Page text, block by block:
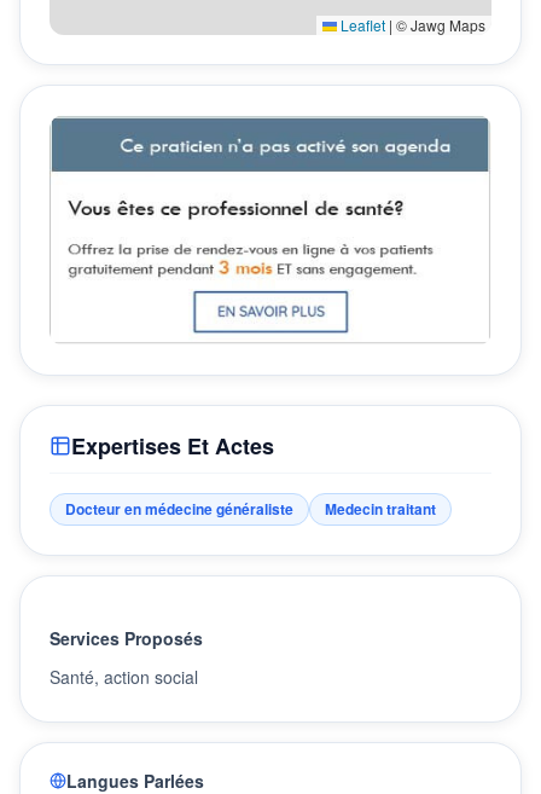
Expertises Et Actes
Docteur en médecine généraliste Medecin traitant
Services Proposés
Santé, action social
Langues Parlées
Leaflet | © Jawg Maps